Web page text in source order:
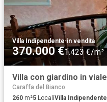
Villa Indipendente·in vendita
370.000 €1.423 €/m²
Caraffa del Bianco
260 m²5 LocaliVilla Indipendente